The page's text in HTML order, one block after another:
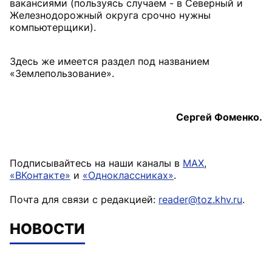
вакансиями (пользуясь случаем - в Северный и
Железнодорожный округа срочно нужны
компьютерщики).
Здесь же имеется раздел под названием
«Землепользование».
Сергей Фоменко.
Подписывайтесь на наши каналы в MAX,
«ВКонтакте» и «Одноклассниках».
Почта для связи с редакцией: reader@toz.khv.ru.
НОВОСТИ